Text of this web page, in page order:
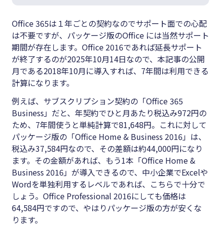
Office 365は１年ごとの契約なのでサポート面での心配
は不要ですが、パッケージ版のOffice には当然サポート
期間が存在します。Office 2016であれば延長サポート
が終了するのが2025年10月14日なので、本記事の公開
月である2018年10月に導入すれば、7年間は利用できる
計算になります。
例えば、サブスクリプション契約の「Office 365
Business」だと、年契約でひと月あたり税込み972円の
ため、7年間使うと単純計算で81,648円。これに対して
パッケージ版の「Office Home & Business 2016」は、
税込み37,584円なので、その差額は約44,000円になり
ます。その金額があれば、もう1本「Office Home &
Business 2016」が導入できるので、中小企業でExcelや
Wordを単独利用するレベルであれば、こちらで十分で
しょう。Office Professional 2016にしても価格は
64,584円ですので、やはりパッケージ版の方が安くな
ります。